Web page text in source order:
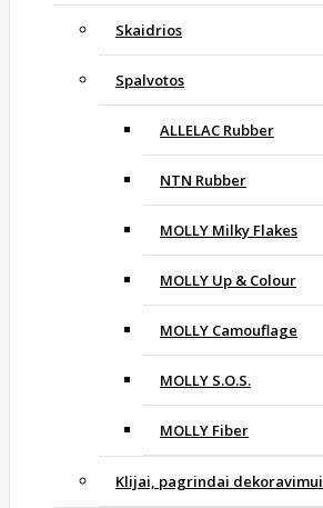
Skaidrios
Spalvotos
ALLELAC Rubber
NTN Rubber
MOLLY Milky Flakes
MOLLY Up & Colour
MOLLY Camouflage
MOLLY S.O.S.
MOLLY Fiber
Klijai, pagrindai dekoravimui